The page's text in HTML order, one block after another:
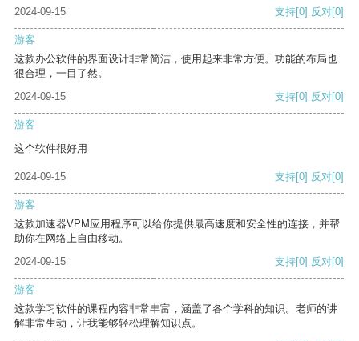
2024-09-15 支持[0] 反对[0]
游客
这款办公软件的界面设计非常简洁，使用起来非常方便。功能的布局也
很合理，一目了然。
2024-09-15
支持[0] 反对[0]
游客
这个软件很好用
2024-09-15 支持[0] 反对[0]
游客
这款加速器VPM应用程序可以给你提供最高速度和安全性的连接，并帮
助你在网络上自由移动。
2024-09-15
支持[0] 反对[0]
游客
这款学习软件的课程内容非常丰富，涵盖了各个学科的知识。老师的讲
解非常生动，让我能够轻松理解知识点。